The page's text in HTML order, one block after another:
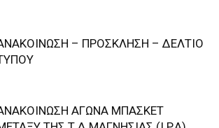
– ΠΡΟΣΚΛΗΣΗ – ΔΕΛΤΙΟ
ΑΓΩΝΑ ΜΠΑΣΚΕΤ